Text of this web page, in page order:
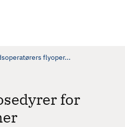
flyoper...
for